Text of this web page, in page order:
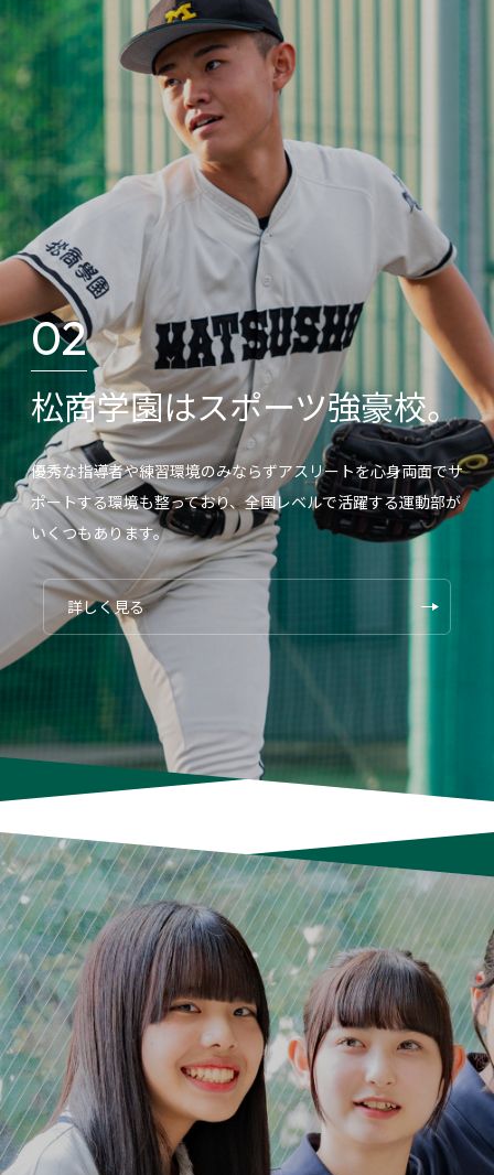
02
松商学園はスポーツ強豪校。
優秀な指導者や練習環境のみならずアスリートを心身両面でサ
ポートする環境も整っており、全国レベルで活躍する運動部が
いくつもあります。
詳しく見る